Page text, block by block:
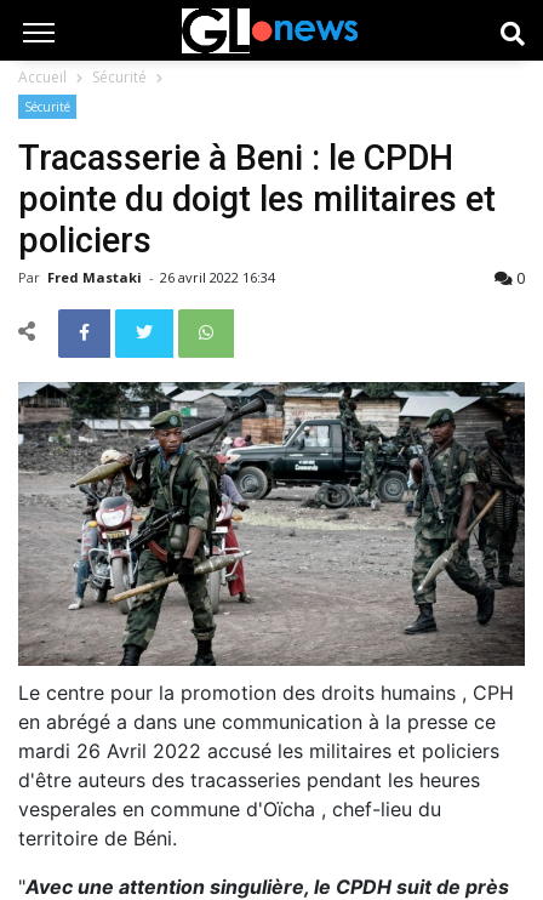
Accueil Sécurité
Sécurité
Tracasserie à Beni : le CPDH
pointe du doigt les militaires et
policiers
Par Fred Mastaki - 26 avril 2022 16:34 0
Le centre pour la promotion des droits humains , CPH
en abrégé a dans une communication à la presse ce
mardi 26 Avril 2022 accusé les militaires et policiers
d'être auteurs des tracasseries pendant les heures
vesperales en commune d'Oïcha , chef-lieu du
territoire de Béni.
"Avec une attention singulière, le CPDH suit de près